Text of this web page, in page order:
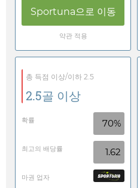
Sportuna으로 이동
약관 적용
총 득점 이상/이하 2.5
2.5골 이상
확률 70%
최고의 배당률 1.62
마권 업자